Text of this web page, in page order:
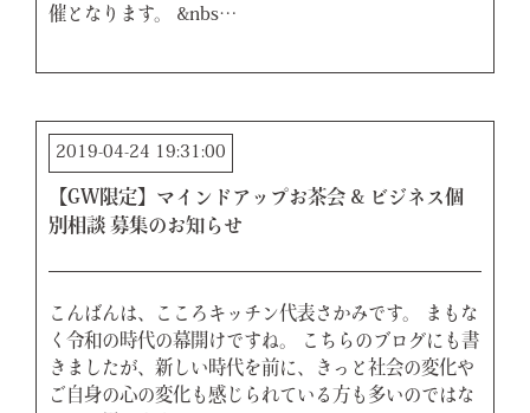
催となります。 &nbs…
2019-04-24 19:31:00
【GW限定】マインドアップお茶会 & ビジネス個
別相談 募集のお知らせ
こんばんは、こころキッチン代表さかみです。 まもな
く令和の時代の幕開けですね。 こちらのブログにも書
きましたが、新しい時代を前に、きっと社会の変化や
ご自身の心の変化も感じられている方も多いのではな